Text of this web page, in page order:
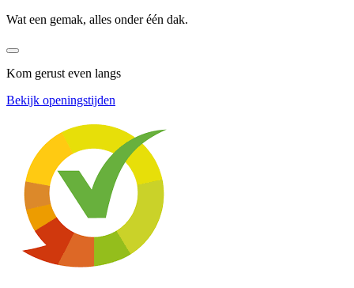
Wat een gemak, alles onder één dak.
Kom gerust even langs
Bekijk openingstijden